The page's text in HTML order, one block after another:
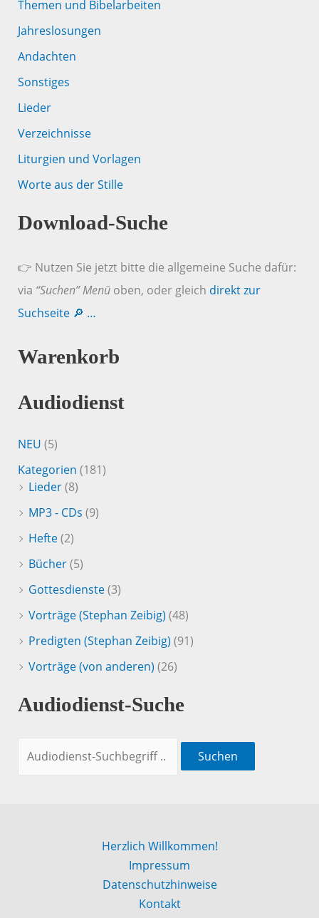
Themen und Bibelarbeiten
Jahreslosungen
Andachten
Sonstiges
Lieder
Verzeichnisse
Liturgien und Vorlagen
Worte aus der Stille
Download-Suche
👉 Nutzen Sie jetzt bitte die allgemeine Suche dafür:
via “Suchen” Menüoben, oder gleich direkt zur
Suchseite 🔎 …
Warenkorb
Audiodienst
NEU (5)
Kategorien (181)
Lieder(8)
MP3 - CDs (9)
Hefte(2)
Bücher(5)
Gottesdienste(3)
Vorträge (Stephan Zeibig) (48)
Predigten (Stephan Zeibig) (91)
Vorträge (von anderen) (26)
Audiodienst-Suche
Suchen
Herzlich Willkommen!
Impressum
Datenschutzhinweise
Kontakt